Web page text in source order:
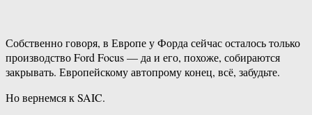
Собственно говоря, в Европе у Форда сейчас осталось только
производство Ford Focus — да и его, похоже, собираются
закрывать. Европейскому автопрому конец, всё, забудьте.
Но вернемся к SAIC.